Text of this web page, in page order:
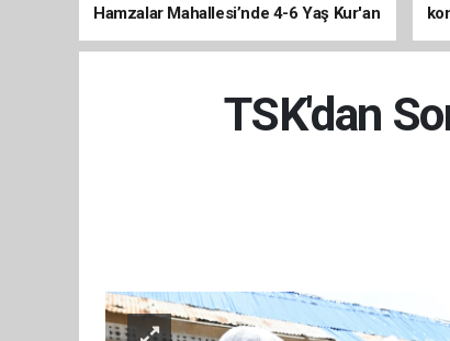
Hamzalar Mahallesi’nde 4-6 Yaş Kur'an
Kursu İnşaatı Başladı
TSK'dan